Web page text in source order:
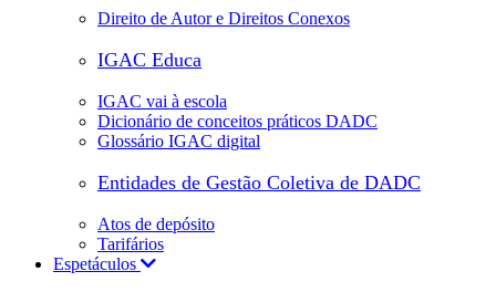
Direito de Autor e Direitos Conexos
IGAC Educa
IGAC vai à escola
Dicionário de conceitos práticos DADC
Glossário IGAC digital
Entidades de Gestão Coletiva de DADC
Atos de depósito
Tarifários
Espetáculos